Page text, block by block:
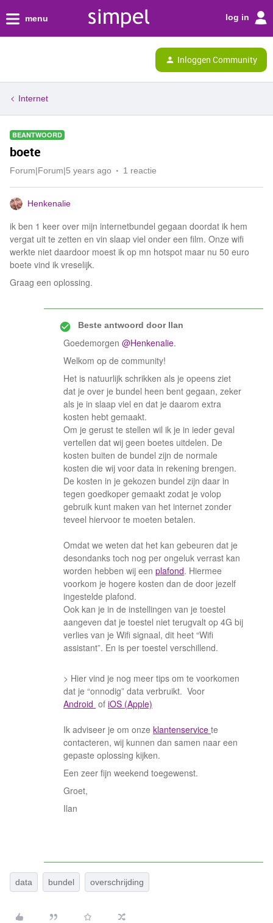
menu log in
Inloggen Community
Internet
BEANTWOORD
boete
Forum|Forum|5 years ago 1 reactie
Henkenalie
ik ben 1 keer over mijn internetbundel gegaan doordat ik hem
vergat uit te zetten en vin slaap viel onder een film. Onze wifi
werkte niet daardoor moest ik op mn hotspot maar nu 50 euro
boete vind ik vreselijk.
Graag een oplossing.
Beste antwoord doorIlan
Goedemorgen @Henkenalie.
Welkom op de community!
Het is natuurlijk schrikken als je opeens ziet
dat je over je bundel heen bent gegaan, zeker
als je in slaap viel en dat je daarom extra
kosten hebt gemaakt.
Om je gerust te stellen wil ik je in ieder geval
vertellen dat wij geen boetes uitdelen. De
kosten buiten de bundel zijn de normale
kosten die wij voor data in rekening brengen.
De kosten in je gekozen bundel zijn daar in
tegen goedkoper gemaakt zodat je volop
gebruik kunt maken van het internet zonder
teveel hiervoor te moeten betalen.
Omdat we weten dat het kan gebeuren dat je
desondanks toch nog per ongeluk verrast kan
worden hebben wij een plafond. Hiermee
voorkom je hogere kosten dan de door jezelf
ingestelde plafond.
Ook kan je in de instellingen van je toestel
aangeven dat je toestel niet terugvalt op 4G bij
verlies van je Wifi signaal, dit heet “Wifi
assistant”. En is per toestel verschillend.
> Hier vind je nog meer tips om te voorkomen
dat je “onnodig” data verbruikt. Voor
Android of iOS (Apple)
Ik adviseer je om onze klantenservice te
contacteren, wij kunnen dan samen naar een
gepaste oplossing kijken.
Een zeer fijn weekend toegewenst.
Groet,
Ilan
data bundel overschrijding